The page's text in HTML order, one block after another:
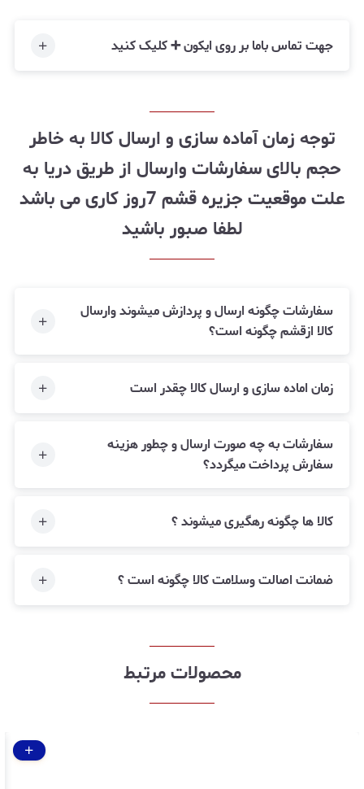
جهت تماس باما بر روی ایکون ➕ کلیک کنید
توجه زمان آماده سازی و ارسال کالا به خاطر
حجم بالای سفارشات وارسال از طریق دریا به
علت موقعیت جزیره قشم 7روز کاری می باشد
لطفا صبور باشید
سفارشات چگونه ارسال و پردازش میشوند وارسال
کالا ازقشم چگونه است؟
زمان اماده سازی و ارسال کالا چقدر است
سفارشات به چه صورت ارسال و چطور هزینه
سفارش پرداخت میگردد؟
کالا ها چگونه رهگیری میشوند ؟
ضمانت اصالت وسلامت کالا چگونه است ؟
محصولات مرتبط